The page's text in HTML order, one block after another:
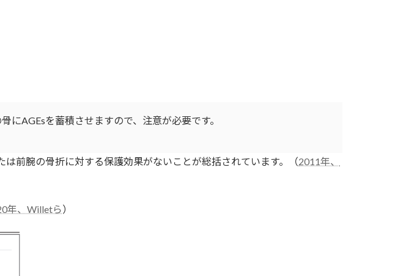
骨にAGEsを蓄積させますので、注意が必要です。
前腕の骨折に対する保護効果がないことが総括されています。（2011年、
年、Willetら）